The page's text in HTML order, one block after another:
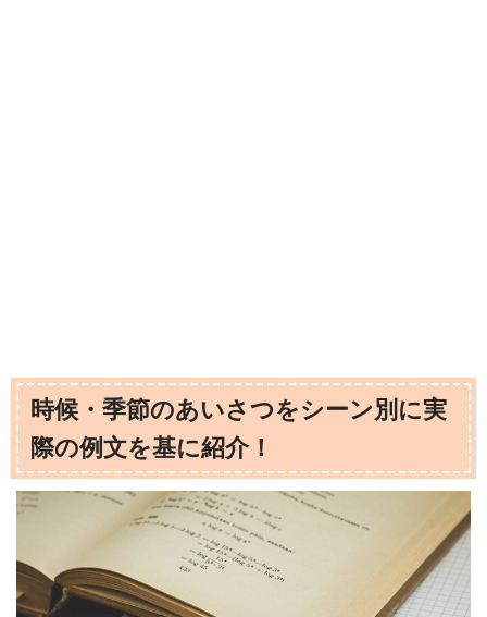
時候・季節のあいさつをシーン別に実
際の例文を基に紹介！